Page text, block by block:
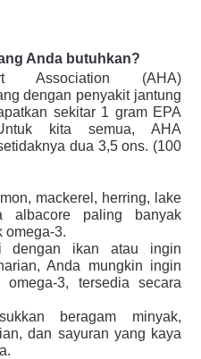
Anda butuhkan?
Association (AHA)
dengan penyakit jantung
sekitar 1 gram EPA
kita semua, AHA
dua 3,5 ons. (100
mackerel, herring, lake
albacore paling banyak
omega-3.
dengan ikan atau ingin
Anda mungkin ingin
omega-3, tersedia secara
beragam minyak,
dan sayuran yang kaya